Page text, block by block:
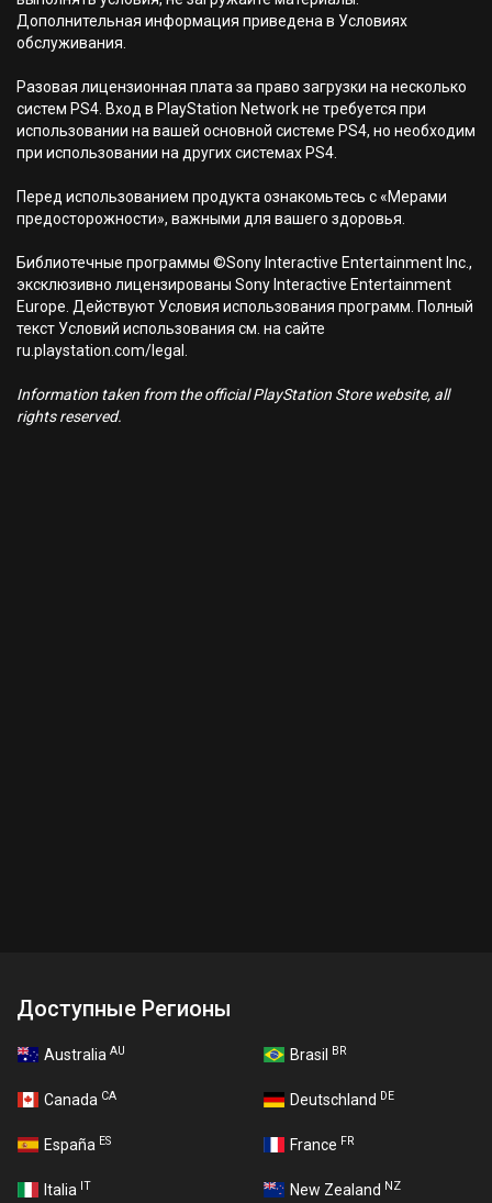
Дополнительная информация приведена в Условиях
обслуживания.
Разовая лицензионная плата за право загрузки на несколько
систем PS4. Вход в PlayStation Network не требуется при
использовании на вашей основной системе PS4, но необходим
при использовании на других системах PS4.
Перед использованием продукта ознакомьтесь с «Мерами
предосторожности», важными для вашего здоровья.
Библиотечные программы ©Sony Interactive Entertainment Inc.,
эксклюзивно лицензированы Sony Interactive Entertainment
Europe. Действуют Условия использования программ. Полный
текст Условий использования см. на сайте
ru.playstation.com/legal.
Information taken from the official PlayStation Store website, all
rights reserved.
Доступные Регионы
Australia AU Brasil BR
Canada CA Deutschland DE
España ES France FR
Italia IT New Zealand NZ